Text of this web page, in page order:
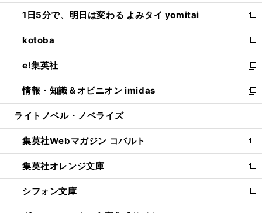
ウ
で
開
く
ン
ド
ウ
で
開
く
ウ
ィ
ン
ド
ウ
で
開
く
し
い
ウ
ィ
ン
ド
ウ
で
開
1日5分で、明日は変わる よみタイ yomitai
新
し
い
ウ
ィ
ン
ド
ウ
開
く
kotoba
新
し
い
ウ
ィ
ン
ウ
で
開
く
e!集英社
新
し
い
ウ
ン
ド
ウ
で
開
く
情報・知識＆オピニオン imidas
新
し
ウ
ィ
ン
ド
ウ
で
開
ライトノベル・ノベライズ
集英社Webマガジン コバルト
新
し
い
ウ
ィ
ン
集英社オレンジ文庫
新
し
い
ウ
シフォン文庫
新
し